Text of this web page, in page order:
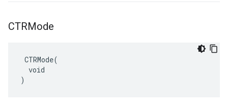
CTRMode
CTRMode(
  void
)